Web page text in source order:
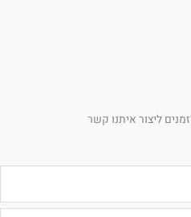
ליצור איתנו קשר